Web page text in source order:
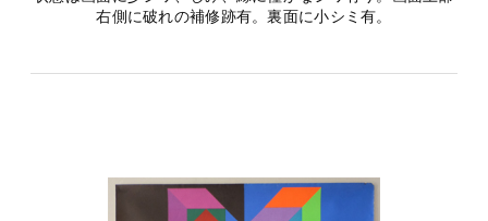
右側に破れの補修跡有。裏面に小シミ有。